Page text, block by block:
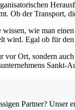
Ob der Transport,
wissen, wie man
wird. Egal ob für
Ort, sondern
Sankt-
Partner?